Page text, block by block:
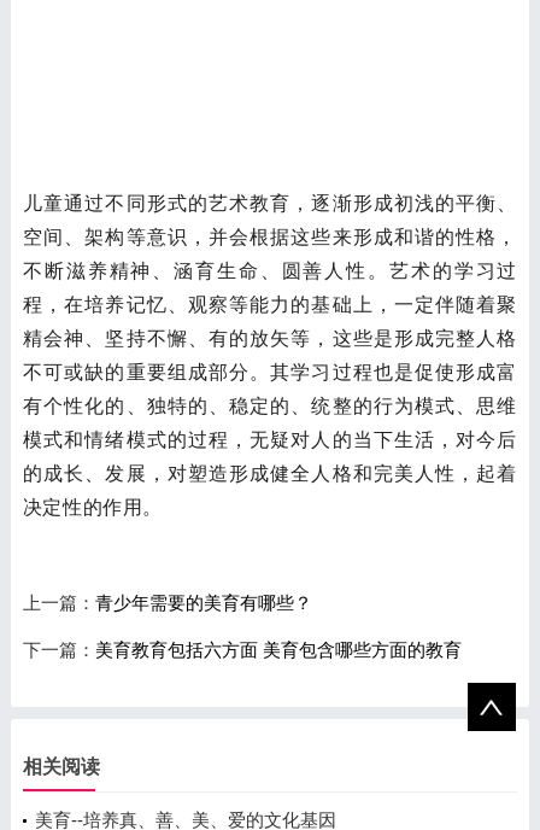
儿童通过不同形式的艺术教育，逐渐形成初浅的平衡、
空间、架构等意识，并会根据这些来形成和谐的性格，
不断滋养精神、涵育生命、圆善人性。艺术的学习过
程，在培养记忆、观察等能力的基础上，一定伴随着聚
精会神、坚持不懈、有的放矢等，这些是形成完整人格
不可或缺的重要组成部分。其学习过程也是促使形成富
有个性化的、独特的、稳定的、统整的行为模式、思维
模式和情绪模式的过程，无疑对人的当下生活，对今后
的成长、发展，对塑造形成健全人格和完美人性，起着
决定性的作用。
上一篇： 青少年需要的美育有哪些？
下一篇： 美育教育包括六方面 美育包含哪些方面的教育
相关阅读
美育--培养真、善、美、爱的文化基因